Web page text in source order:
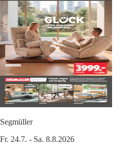
Segmüller
Fr. 24.7. - Sa. 8.8.2026